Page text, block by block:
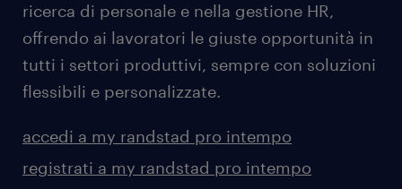
ricerca di personale e nella gestione HR,
offrendo ai lavoratori le giuste opportunità in
tutti i settori produttivi, sempre con soluzioni
flessibili e personalizzate.
accedi a my randstad pro intempo
registrati a my randstad pro intempo